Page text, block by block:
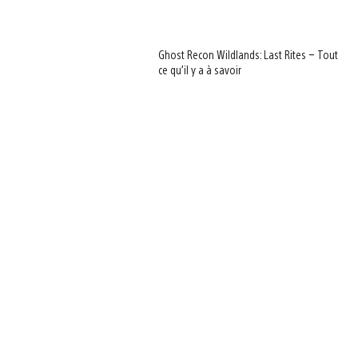
Ghost Recon Wildlands: Last Rites – Tout
ce qu’il y a à savoir